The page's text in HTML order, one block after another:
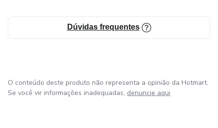
Dúvidas frequentes
O conteúdo deste produto não representa a opinião da Hotmart.
Se você vir informações inadequadas, denuncie aqui